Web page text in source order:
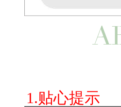
1.贴心提示